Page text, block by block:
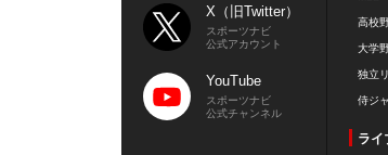
X（旧Twitter）
スポーツナビ
公式アカウント
YouTube
スポーツナビ
公式チャンネル
高校
大学
独立
侍ジ
ライ